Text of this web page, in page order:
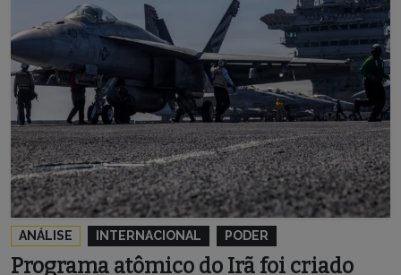
ANÁLISE INTERNACIONAL PODER
Programa atômico do Irã foi criado